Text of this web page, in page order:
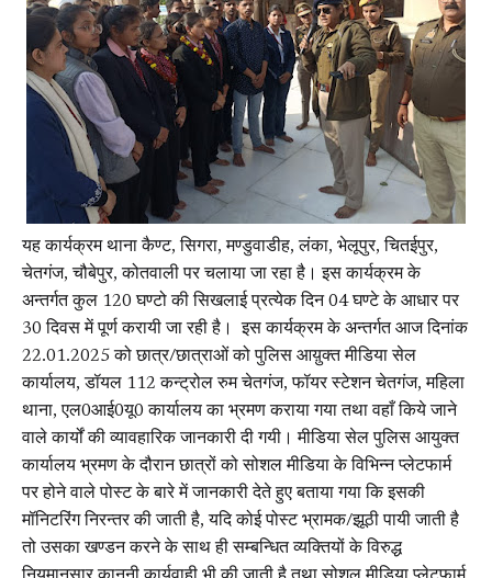
यह कार्यक्रम थाना कैण्ट, सिगरा, मण्डुवाडीह, लंका, भेलूपुर, चितईपुर,
चेतगंज, चौबेपुर, कोतवाली पर चलाया जा रहा है। इस कार्यक्रम के
अन्तर्गत कुल 120 घण्टो की सिखलाई प्रत्येक दिन 04 घण्टे के आधार पर
30 दिवस में पूर्ण करायी जा रही है। इस कार्यक्रम के अन्तर्गत आज दिनांक
22.01.2025 को छात्र/छात्राओं को पुलिस आय़ुक्त मीडिया सेल
कार्यालय, डॉयल 112 कन्ट्रोल रुम चेतगंज, फॉयर स्टेशन चेतगंज, महिला
थाना, एल0आई0यू0 कार्यालय का भ्रमण कराया गया तथा वहाँ किये जाने
वाले कार्यों की व्यावहारिक जानकारी दी गयी। मीडिया सेल पुलिस आयुक्त
कार्यालय भ्रमण के दौरान छात्रों को सोशल मीडिया के विभिन्न प्लेटफार्म
पर होने वाले पोस्ट के बारे में जानकारी देते हुए बताया गया कि इसकी
मॉनिटरिंग निरन्तर की जाती है, यदि कोई पोस्ट भ्रामक/झूठी पायी जाती है
तो उसका खण्डन करने के साथ ही सम्बन्धित व्यक्तियों के विरुद्ध